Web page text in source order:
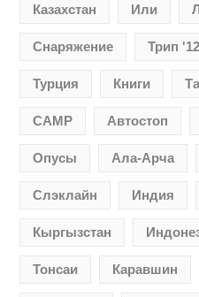
Казахстан Или
Снаряжение Трип '12
Турция Книги
CAMP Автостоп
Опусы Ала-Арча
Слэклайн Индия
Кыргызстан
Тонсаи Каравшин